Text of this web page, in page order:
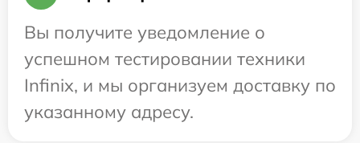
Вы получите уведомление о
успешном тестировании техники
Infinix, и мы организуем доставку по
указанному адресу.